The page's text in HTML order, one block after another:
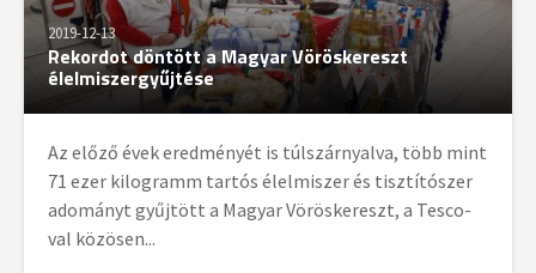
2019-12-13
Rekordot döntött a Magyar Vöröskereszt
élelmiszergyűjtése
Az előző évek eredményét is túlszárnyalva, több mint
71 ezer kilogramm tartós élelmiszer és tisztítószer
adományt gyűjtött a Magyar Vöröskereszt, a Tesco-
val közösen...